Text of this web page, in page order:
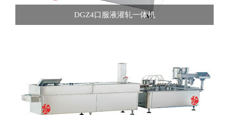
DGZ4口服液灌轧一体机